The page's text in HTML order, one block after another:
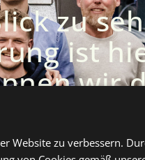
zu
ist
wir
Website zu verbessern.